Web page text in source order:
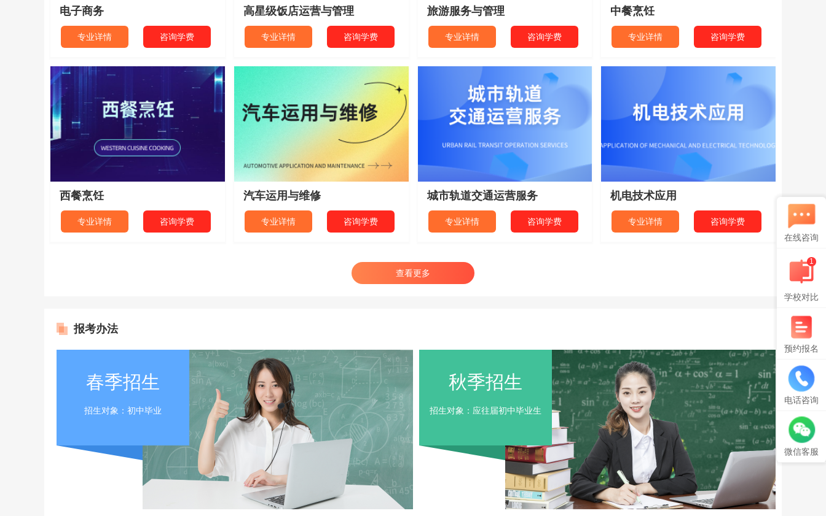
电子商务
专业详情 咨询学费
高星级饭店运营与管理
专业详情 咨询学费
旅游服务与管理
专业详情 咨询学费
中餐烹饪
专业详情 咨询学费
西餐烹饪
专业详情 咨询学费
汽车运用与维修
专业详情 咨询学费
城市轨道交通运营服务
专业详情 咨询学费
机电技术应用
专业详情 咨询学费
数控技术应用
专业详情 咨询学费
计算机应用
专业详情 咨询学费
查看更多
报考办法
春季招生
招生对象：初中毕业
秋季招生
招生对象：应往届初中毕业生
在线咨询
1
学校对比
预约报名
电话咨询
微信客服